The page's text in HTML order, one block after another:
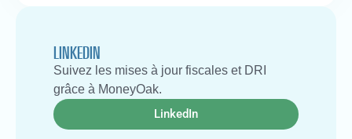
LINKEDIN
Suivez les mises à jour fiscales et DRI
grâce à MoneyOak.
LinkedIn